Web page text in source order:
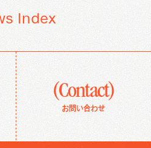
Index
(Contact)
お問い合わせ